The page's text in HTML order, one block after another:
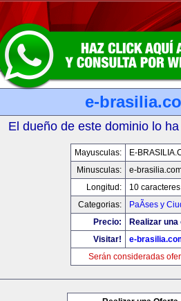
e-
El dueño de este dominio lo
Mayusculas:
E-
Minusculas:
e-
Longitud:
10 caracteres
Categorias:
PaÃ­ses y
Precio:
Realizar
Visitar!
e-
Serán consideradas